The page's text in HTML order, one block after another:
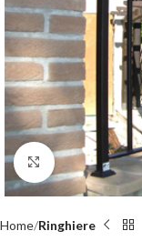
Click to enlarge
Home Ringhiere